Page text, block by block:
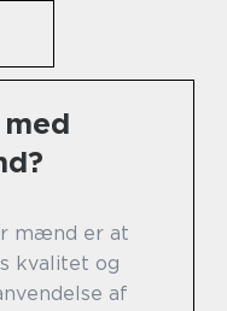
mænd er at
kvalitet og
af